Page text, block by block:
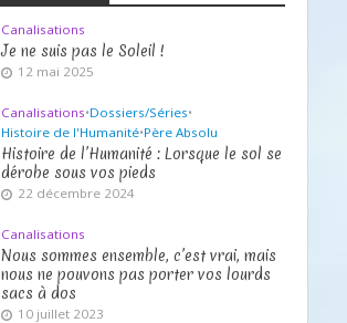
Canalisations
Je ne suis pas le Soleil !
12 mai 2025
Canalisations•Dossiers/Séries•
Histoire de l'Humanité•Père Absolu
Histoire de l’Humanité : Lorsque le sol se
dérobe sous vos pieds
22 décembre 2024
Canalisations
Nous sommes ensemble, c’est vrai, mais
nous ne pouvons pas porter vos lourds
sacs à dos
10 juillet 2023